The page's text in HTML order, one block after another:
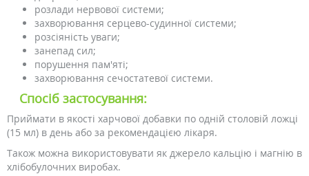
розлади нервової системи;
захворювання серцево-судинної системи;
розсіяність уваги;
занепад сил;
порушення пам'яті;
захворювання сечостатевої системи.
Спосіб застосування:
Приймати в якості харчової добавки по одній столовій ложці
(15 мл) в день або за рекомендацією лікаря.
Також можна використовувати як джерело кальцію і магнію в
хлібобулочних виробах.